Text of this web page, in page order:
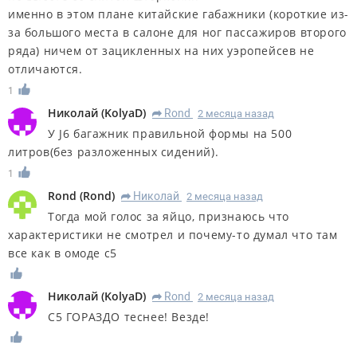
именно в этом плане китайские габажники (короткие из-
за большого места в салоне для ног пассажиров второго
ряда) ничем от зацикленных на них уэропейсев не
отличаются.
1
Николай (KolyaD) R Rond 2 месяца назад
У J6 багажник правильной формы на 500
литров(без разложенных сидений).
1
Rond (Rond) R Николай 2 месяца назад
Тогда мой голос за яйцо, признаюсь что
характеристики не смотрел и почему-то думал что там
все как в омоде c5
Николай (KolyaD) R Rond 2 месяца назад
C5 ГОРАЗДО теснее! Везде!